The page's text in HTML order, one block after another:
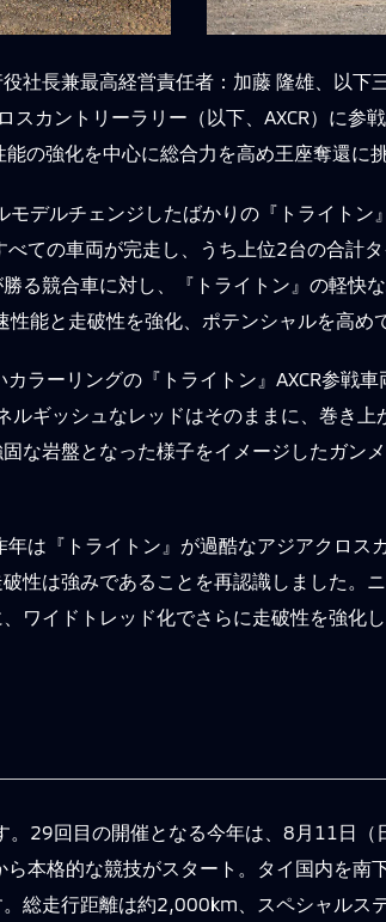
社長兼最高経営責任者：加藤 隆雄、以下
カントリーラリー（以下、AXCR）に参
の強化を中心に総合力を高め王座奪還に挑
デルチェンジしたばかりの『トライト
ての車両が完走し、うち上位2台の合計
る競合車に対し、『トライトン』の軽快
能と走破性を強化、ポテンシャルを高め
ラーリングの『トライトン』AXCR参戦
ギッシュなレッドはそのままに、巻き
な岩盤となった様子をイメージしたガン
は『トライトン』が過酷なアジアクロス
性は強みであることを再認識しました。
ワイドトレッド化でさらに走破性を強化
。29回目の開催となる今年は、8月11日
本格的な競技がスタート。タイ国内を
総走行距離は約2,000km、スペシャル